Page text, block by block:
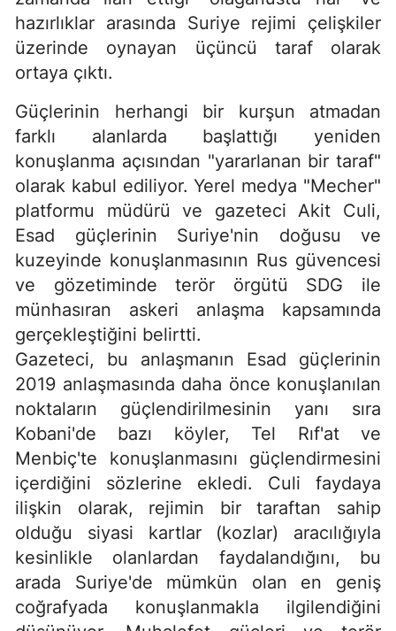
hazırlıklar arasında Suriye rejimi çelişkiler
üzerinde oynayan üçüncü taraf olarak
ortaya çıktı.
Güçlerinin herhangi bir kurşun atmadan
farklı alanlarda başlattığı yeniden
konuşlanma açısından "yararlanan bir taraf"
olarak kabul ediliyor. Yerel medya "Mecher"
platformu müdürü ve gazeteci Akit Culi,
Esad güçlerinin Suriye'nin doğusu ve
kuzeyinde konuşlanmasının Rus güvencesi
ve gözetiminde terör örgütü SDG ile
münhasıran askeri anlaşma kapsamında
gerçekleştiğini belirtti.
Gazeteci, bu anlaşmanın Esad güçlerinin
2019 anlaşmasında daha önce konuşlanılan
noktaların güçlendirilmesinin yanı sıra
Kobani'de bazı köyler, Tel Rıf'at ve
Menbiç'te konuşlanmasını güçlendirmesini
içerdiğini sözlerine ekledi. Culi faydaya
ilişkin olarak, rejimin bir taraftan sahip
olduğu siyasi kartlar (kozlar) aracılığıyla
kesinlikle olanlardan faydalandığını, bu
arada Suriye'de mümkün olan en geniş
coğrafyada konuşlanmakla ilgilendiğini